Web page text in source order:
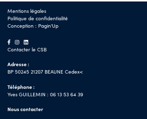
Mentions légales
Politique de confidentialité
Conception : Pagin'Up
Contacter le CSB
Adresse :
BP 50245 21207 BEAUNE Cedex<
Téléphone :
Yves GUILLEMIN : 06 13 53 64 39
Nous contacter